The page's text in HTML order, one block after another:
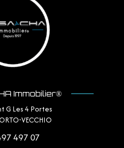
Immobilier®
G Les 4 Portes
VECCHIO
497 07